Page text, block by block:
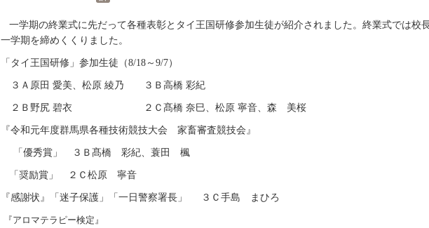
一学期の終業式に先だって各種表彰とタイ王国研修参加生徒が紹介されました。終業式では校
一学期を締めくくりました。
「タイ王国研修」参加生徒（8/18～ 9/7）
３Ａ原田 愛美、松原 綾乃 ３Ｂ高橋 彩紀
２Ｂ野尻 碧衣 ２Ｃ髙橋 奈巳、松原 寧音、森 美桜
『令和元年度群馬県各種技術競技大会 家畜審査競技会』
「優秀賞」 ３Ｂ髙橋 彩紀、蓑田 楓
「奨励賞」 ２Ｃ松原 寧音
『感謝状』「迷子保護」「一日警察署長」 ３Ｃ手島 まひろ
『アロマテラピー検定』